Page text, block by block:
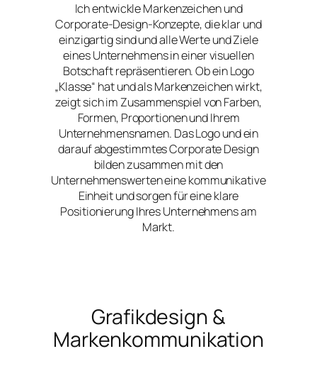
Ich entwickle Markenzeichen und
Corporate-Design-Konzepte, die klar und
einzigartig sind und alle Werte und Ziele
eines Unternehmens in einer visuellen
Botschaft repräsentieren. Ob ein Logo
„Klasse“ hat und als Markenzeichen wirkt,
zeigt sich im Zusammenspiel von Farben,
Formen, Proportionen und Ihrem
Unternehmensnamen. Das Logo und ein
darauf abgestimmtes Corporate Design
bilden zusammen mit den
Unternehmenswerten eine kommunikative
Einheit und sorgen für eine klare
Positionierung Ihres Unternehmens am
Markt.
Grafikdesign &
Markenkommunikation